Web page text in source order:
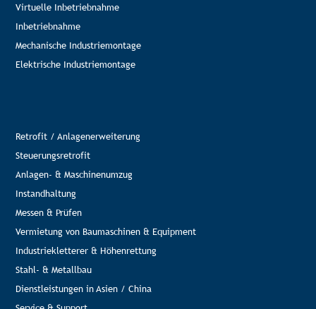
Virtuelle Inbetriebnahme
Inbetriebnahme
Mechanische Industriemontage
Elektrische Industriemontage
Retrofit / Anlagenerweiterung
Steuerungsretrofit
Anlagen- & Maschinenumzug
Instandhaltung
Messen & Prüfen
Vermietung von Baumaschinen & Equipment
Industriekletterer & Höhenrettung
Stahl- & Metallbau
Dienstleistungen in Asien / China